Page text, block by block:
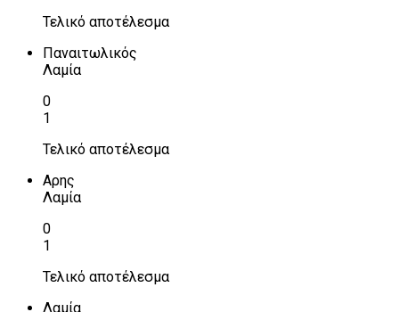
Τελικό αποτέλεσμα
Παναιτωλικός
Λαμία
0
1
Τελικό αποτέλεσμα
Αρης
Λαμία
0
1
Τελικό αποτέλεσμα
Λαμία